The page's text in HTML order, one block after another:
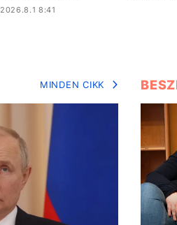
2026.8.1 8:41
MINDEN CIKK